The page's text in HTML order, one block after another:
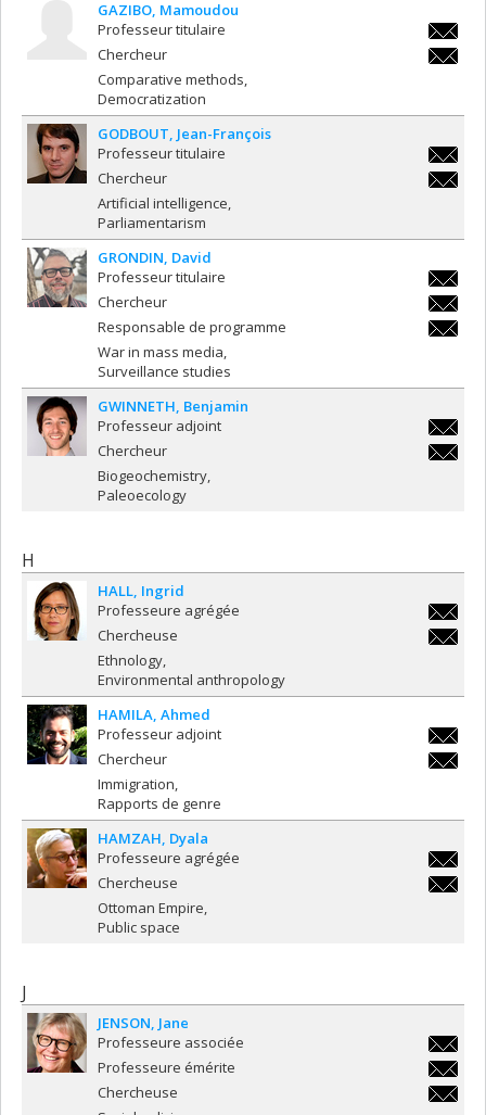
GAZIBO Mamoudou
Professeur titulaire
Chercheur
Comparative methods
Democratization
GODBOUT Jean-François
jean-
Professeur titulaire
Chercheur
Artificial intelligence
Parliamentarism
GRONDIN David
Professeur titulaire
Chercheur
Responsable de programme
War in mass media
Surveillance studies
GWINNETH Benjamin
Professeur adjoint
Chercheur
Biogeochemistry
Paleoecology
H
HALL Ingrid
Professeure agrégée
Chercheuse
Ethnology
Environmental anthropology
HAMILA Ahmed
Professeur adjoint
Chercheur
Immigration
Rapports de genre
HAMZAH Dyala
Professeure agrégée
Chercheuse
Ottoman Empire
Public space
J
JENSON Jane
Professeure associée
Professeure émérite
Chercheuse